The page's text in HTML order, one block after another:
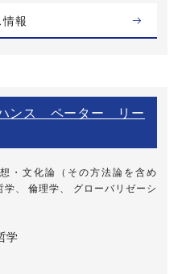
情報
ハンス ペーター リー
・文化論（その方法論を含め
、 倫理学、 グローバリゼーシ
学